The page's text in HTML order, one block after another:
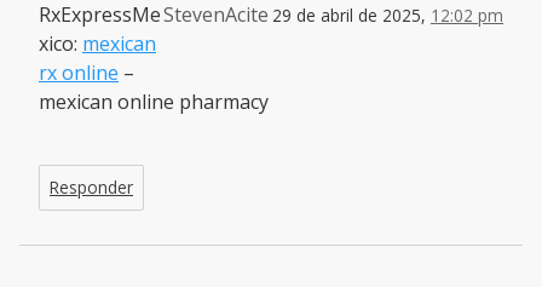
StevenAcite 29 de abril de 2025, 12:02 pm
RxExpressMe
xico: mexican
rx online –
mexican online pharmacy
Responder